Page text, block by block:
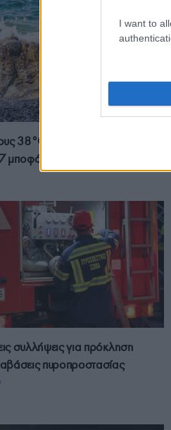
I want to
38°C η θερμοκρασία –
μποφόρ πρόσκαιρα
συλλήψεις για πρόκληση
πυροπροστασίας